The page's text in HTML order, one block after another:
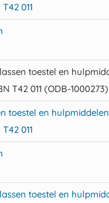
011
toestel en
T42 011 (ODB-1000273)
toestel en
011
toestel en